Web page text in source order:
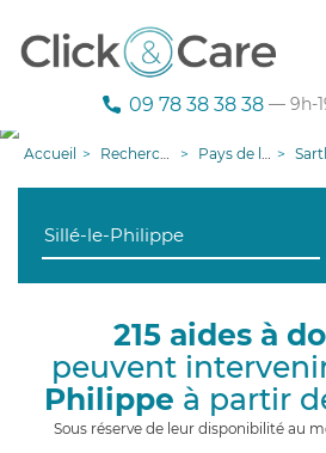
09 78 38 38 38 — 9h-
Accueil Recherche aide à domicile Pays de la Loire
215 aides à
peuvent
Philippe à partir
Sous réserve de leur disponibilité au